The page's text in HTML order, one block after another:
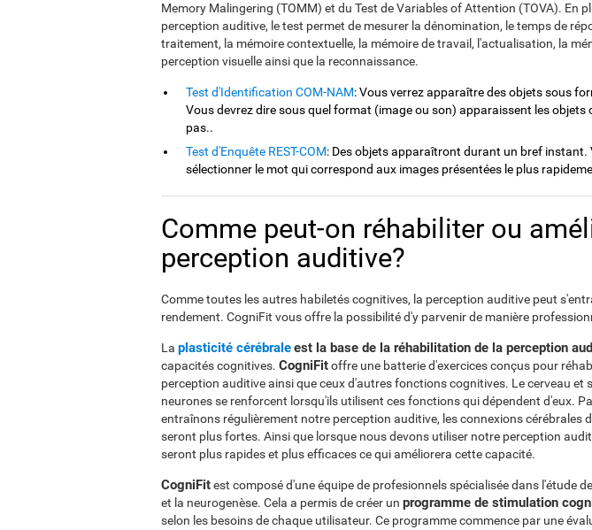
Memory Malingering (TOMM) et du Test de Variables of Attention (TOVA). En
perception auditive, le test permet de mesurer la dénomination, le temps de
traitement, la mémoire contextuelle, la mémoire de travail, l'actualisation, la
perception visuelle ainsi que la reconnaissance.
Test d'Identification COM-NAM: Vous verrez apparaître des objets sous
Vous devrez dire sous quel format (image ou son) apparaissent les objets
pas..
Test d'Enquête REST-COM: Des objets apparaîtront durant un bref instant.
sélectionner le mot qui correspond aux images présentées le plus
Comme peut-on réhabiliter ou
perception auditive?
Comme toutes les autres habiletés cognitives, la perception auditive peut
rendement. CogniFit vous offre la possibilité d'y parvenir de manière
La plasticité cérébraleest la base de la réhabilitation de la perception
capacités cognitives. CogniFitoffre une batterie d'exercices conçus pour
perception auditive ainsi que ceux d'autres fonctions cognitives. Le cerveau et
neurones se renforcent lorsqu'ils utilisent ces fonctions qui dépendent d'eux.
entraînons régulièrement notre perception auditive, les connexions cérébrales
seront plus fortes. Ainsi que lorsque nous devons utiliser notre perception
seront plus rapides et plus efficaces ce qui améliorera cette capacité.
CogniFitest composé d'une équipe de profesionnels spécialisée dans l'étude
et la neurogenèse. Cela a permis de créer un programme de stimulation
selon les besoins de chaque utilisateur. Ce programme commence par une